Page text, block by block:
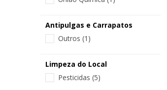
Antipulgas e Carrapatos
Outros (1)
Limpeza do Local
Pesticidas (5)